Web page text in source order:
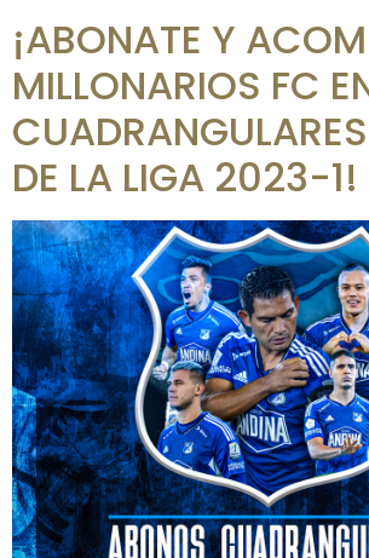
¡ABONATE Y
MILLONARIOS FC
DE LA LIGA 2023-1!